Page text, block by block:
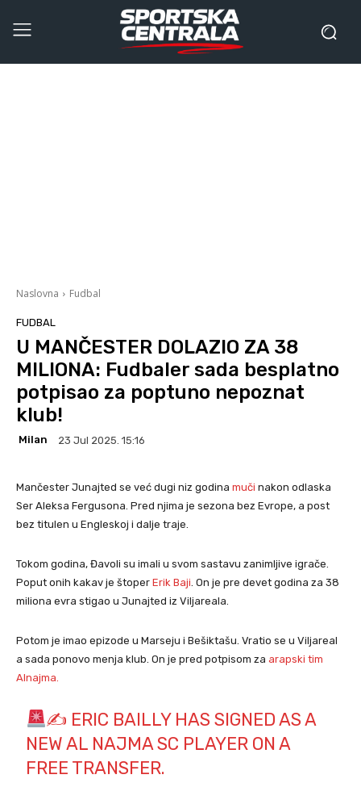
Naslovna Fudbal
FUDBAL
U MANČESTER DOLAZIO ZA 38
MILIONA: Fudbaler sada besplatno
potpisao za poptuno nepoznat
klub!
Milan 23 Jul 2025. 15:16
Mančester Junajted se već dugi niz godina muči nakon odlaska
Ser Aleksa Fergusona. Pred njima je sezona bez Evrope, a post
bez titulen u Engleskoj i dalje traje.
Tokom godina, Đavoli su imali u svom sastavu zanimljive igrače.
Poput onih kakav je štoper Erik Baji . On je pre devet godina za 38
miliona evra stigao u Junajted iz Viljareala.
Potom je imao epizode u Marseju i Bešiktašu. Vratio se u Viljareal
a sada ponovo menja klub. On je pred potpisom za arapski tim
Alnajma.
✍ ERIC BAILLY HAS SIGNED AS A
NEW AL NAJMA SC PLAYER ON A
FREE TRANSFER.